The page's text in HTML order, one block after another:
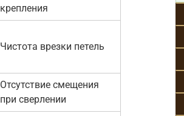
крепления
Чистота врезки петель
Отсутствие смещения
при сверлении